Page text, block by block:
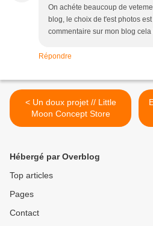
On achéte beaucoup de
blog, le choix de t'est photos
commentaire sur mon blog
Répondre
< Un doux projet // Little
Moon Concept Store
Hébergé par Overblog
Top articles
Pages
Contact